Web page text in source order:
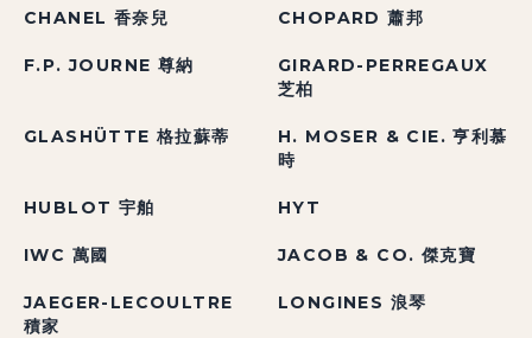
CHANEL 香奈兒 CHOPARD 蕭邦
F.P. JOURNE 尊納
GIRARD-PERREGAUX
芝柏
GLASHÜTTE 格拉蘇蒂
H. MOSER & CIE. 亨利慕
時
HUBLOT 宇舶 HYT
IWC 萬國 JACOB & CO. 傑克寶
JAEGER-LECOULTRE
積家
LONGINES 浪琴